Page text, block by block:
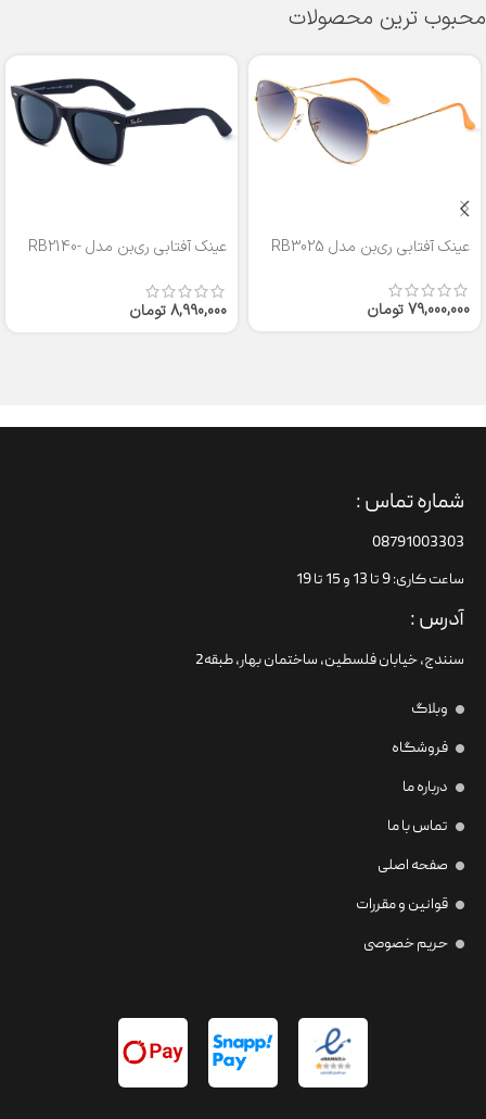
محبوب ترین محصولات
عینک آفتابی ری‌بن مدل RB3025
79,000,000تومان
عینک آفتابی ری‌بن مدل RB2140-
8,990,000تومان
شماره تماس :
08791003303
ساعت کاری: 9 تا 13 و 15 تا 19
آدرس :
سنندج، خیابان فلسطین،‌ ساختمان بهار، طبقه2
وبلاگ
فروشگاه
درباره ما
تماس با ما
صفحه اصلی
قوانین و مقررات
حریم خصوصی